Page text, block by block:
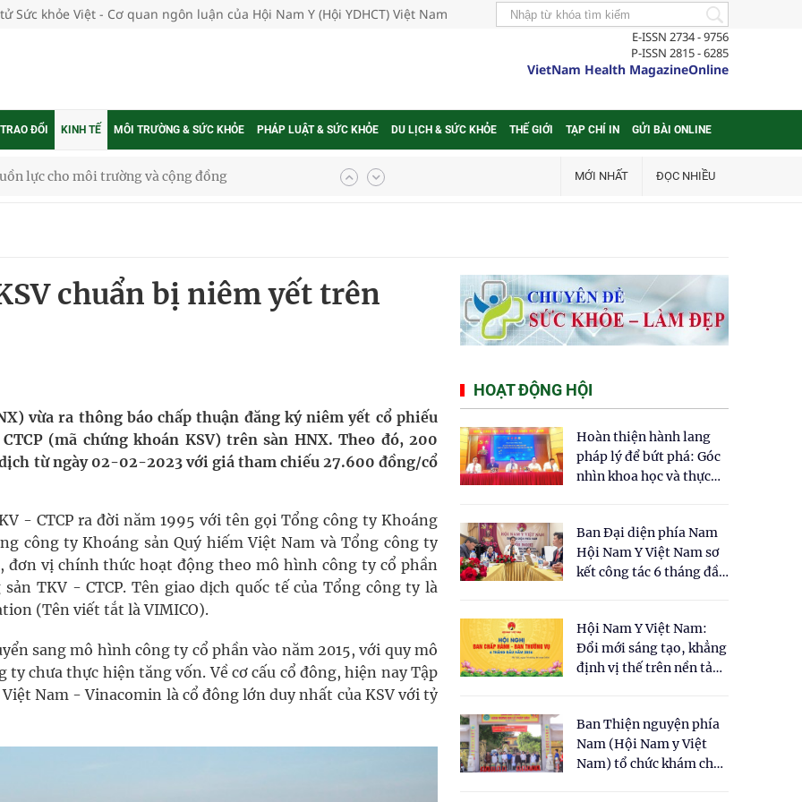
Sức khỏe Việt - Cơ quan ngôn luận của Hội Nam Y (Hội YDHCT) Việt Nam
E-ISSN 2734 - 9756
P-ISSN 2815 - 6285
VietNam Health MagazineOnline
ĐỔI KINH TẾ MÔI TRƯỜNG & SỨC KHỎE PHÁP LUẬT & SỨC KHỎE DU LỊCH & SỨC KHỎE THẾ GIỚI TẠP CHÍ IN GỬI BÀI ONLINE
bảo hiểm y tế nếu không đăng ký khám theo yêu
riêng 2026
vực cấp cứu, điều trị đột quỵ
lại khai thác vào ngày 19/8
tăng cường chống hàng giả và gian lận thương
ương cơ sở 2 đón hơn 500 lượt khám
rải rác.
hai cấp trong quản lý hoạt động nha khoa,
lực cho môi trường và cộng đồng
MỚI NHẤT ĐỌC NHIỀU
chuẩn bị niêm yết trên
vừa ra thông báo chấp thuận đăng ký niêm yết cổ phiếu
(mã chứng khoán KSV) trên sàn HNX. Theo đó, 200
từ ngày 02-02-2023 với giá tham chiếu 27.600 đồng/cổ
- CTCP ra đời năm 1995 với tên gọi Tổng công ty Khoáng
công ty Khoáng sản Quý hiếm Việt Nam và Tổng công ty
đơn vị chính thức hoạt động theo mô hình công ty cổ phần
TKV - CTCP. Tên giao dịch quốc tế của Tổng công ty là
(Tên viết tắt là VIMICO).
sang mô hình công ty cổ phần vào năm 2015, với quy mô
chưa thực hiện tăng vốn. Về cơ cấu cổ đông, hiện nay Tập
Nam - Vinacomin là cổ đông lớn duy nhất của KSV với tỷ
HOẠT ĐỘNG HỘI
Hoàn thiện hành lang
pháp lý để bứt phá: Góc
nhìn khoa học và thực
cho Luật Y dược cổ
truyền Việt Nam"
Ban Đại diện phía Nam
Hội Nam Y Việt Nam sơ
kết công tác 6 tháng đầu
Hội Nam Y Việt Nam:
Đổi mới sáng tạo, khẳng
định vị thế trên nền tảng
Ban Thiện nguyện phía
Nam (Hội Nam y Việt
Nam) tổ chức khám chữa